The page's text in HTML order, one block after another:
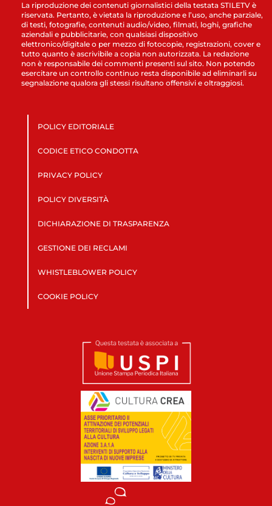
La riproduzione dei contenuti giornalistici della testata STILETV è
riservata. Pertanto, è vietata la riproduzione e l’uso, anche parziale,
di testi, fotografie, contenuti audio/video, filmati, loghi, grafiche
aziendali e pubblicitarie, con qualsiasi dispositivo
elettronico/digitale o per mezzo di fotocopie, registrazioni, cover e
tutto quanto è ascrivibile a copia non autorizzata. La redazione
non è responsabile dei commenti presenti sul sito. Non potendo
esercitare un controllo continuo resta disponibile ad eliminarli su
segnalazione qualora gli stessi risultano offensivi e oltraggiosi.
POLICY EDITORIALE
CODICE ETICO CONDOTTA
PRIVACY POLICY
POLICY DIVERSITÀ
DICHIARAZIONE DI TRASPARENZA
GESTIONE DEI RECLAMI
WHISTLEBLOWER POLICY
COOKIE POLICY